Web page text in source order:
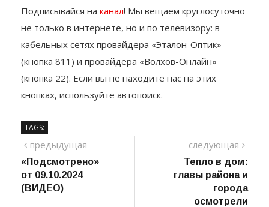
Подписывайся на канал! Мы вещаем круглосуточно
не только в интернете, но и по телевизору: в
кабельных сетях провайдера «Эталон-Оптик»
(кнопка 811) и провайдера «Волхов-Онлайн»
(кнопка 22). Если вы не находите нас на этих
кнопках, используйте автопоиск.
TAGS:
Навигация
по
записям
предыдущая
«Подсмотрено»
от 09.10.2024
(ВИДЕО)
следующая
Тепло в дом:
главы района и
города
осмотрели